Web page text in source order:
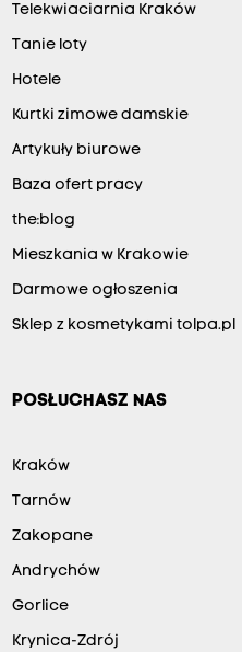
Telekwiaciarnia Kraków
Tanie loty
Hotele
Kurtki zimowe damskie
Artykuły biurowe
Baza ofert pracy
the:blog
Mieszkania w Krakowie
Darmowe ogłoszenia
Sklep z kosmetykami tolpa.pl
POSŁUCHASZ NAS
Kraków
Tarnów
Zakopane
Andrychów
Gorlice
Krynica-Zdrój